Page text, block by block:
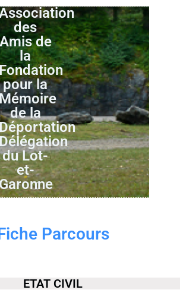
des
de
la
pour la
de la
du Lot-
et-
Parcours
ETAT CIVIL